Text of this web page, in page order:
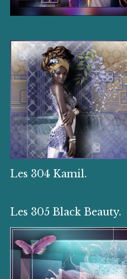
Les 304 Kamil.
Les 305 Black Beauty.